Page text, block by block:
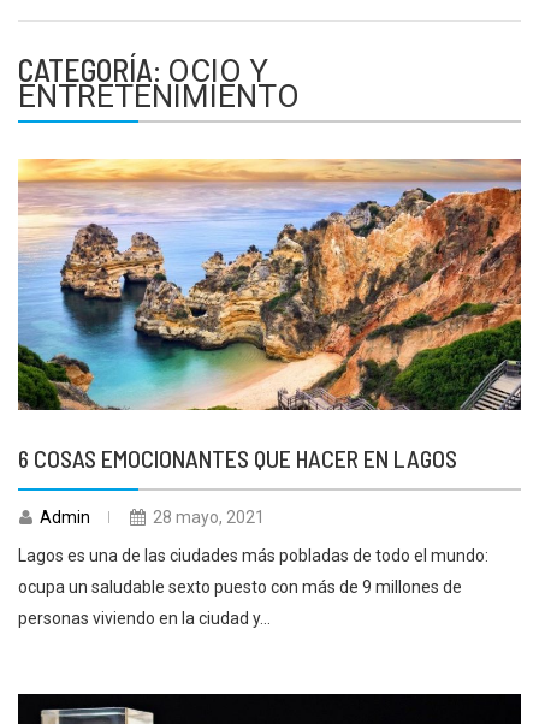
CATEGORÍA: OCIO Y
ENTRETENIMIENTO
6 COSAS EMOCIONANTES QUE HACER EN LAGOS
Admin
28 mayo, 2021
Lagos es una de las ciudades más pobladas de todo el mundo:
ocupa un saludable sexto puesto con más de 9 millones de
personas viviendo en la ciudad y...